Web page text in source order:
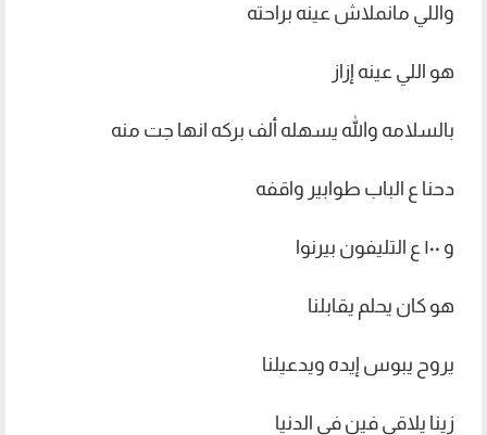
واللي مانملاش عينه براحته
هو اللي عينه إزاز
بالسلامه والله يسهله ألف بركه انها جت منه
دحنا ع الباب طوابير واقفه
و ۱۰۰ ع التليفون بيرنوا
هو كان يحلم يقابلنا
يروح يبوس إيده ويدعيلنا
زينا يلاقي فين في الدنيا